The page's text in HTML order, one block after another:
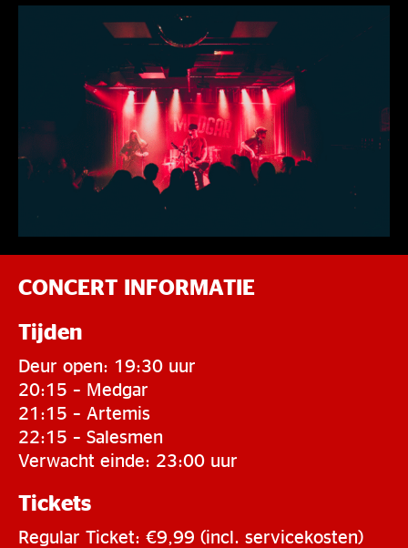
CONCERT INFORMATIE
Tijden
Deur open: 19:30 uur
20:15 – Medgar
21:15 – Artemis
22:15 – Salesmen
Verwacht einde: 23:00 uur
Tickets
Regular Ticket: €9,99 (incl. servicekosten)